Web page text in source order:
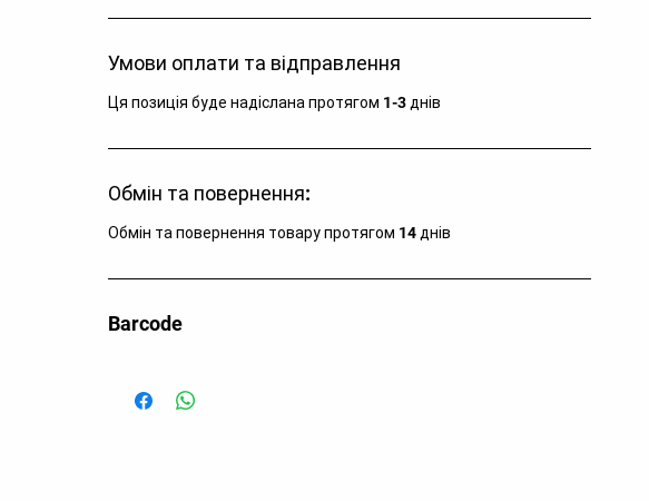
Умови оплати та відправлення
Ця позиція буде надіслана протягом 1-3 днів
Обмін та повернення:
Обмін та повернення товару протягом 14 днів
Barcode